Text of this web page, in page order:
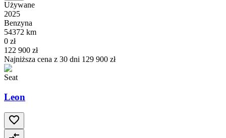
Używane
2025
Benzyna
54372 km
0 zł
122 900 zł
Najniższa cena z 30 dni 129 900 zł
Seat
Leon